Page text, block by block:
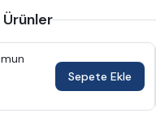
Sepete Ekle